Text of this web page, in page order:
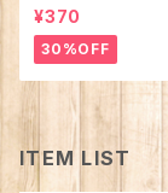
¥370
30%OFF
ITEM LIST